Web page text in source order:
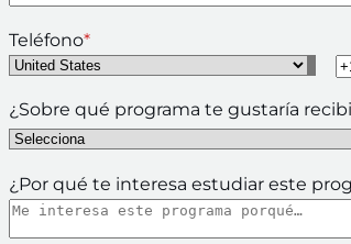
Teléfono*
¿Sobre qué programa te gustaría
¿Por qué te interesa estudiar este